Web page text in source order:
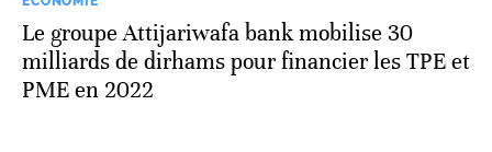
Le groupe Attijariwafa bank mobilise 30
milliards de dirhams pour financier les TPE et
PME en 2022